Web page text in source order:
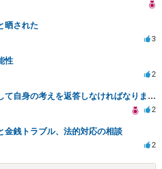
晒された
3
性
2
内容証明郵便に対して自身の考えを返答しなければなりませんか？
2
金銭トラブル、法的対応の相談
2